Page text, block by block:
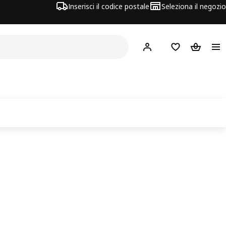
Inserisci il codice postale Seleziona il negozio
Hej! AccediLista deiCarrello